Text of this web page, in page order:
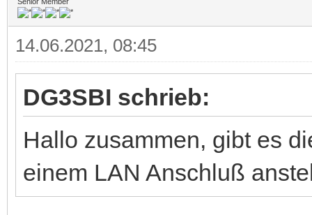
14.06.2021, 08:45
DG3SBI schrieb:
Hallo zusammen, gibt es
einem LAN Anschluß